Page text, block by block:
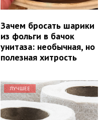
Зачем бросать шарики
из фольги в бачок
унитаза: необычная, но
полезная хитрость
ЛУЧШЕЕ